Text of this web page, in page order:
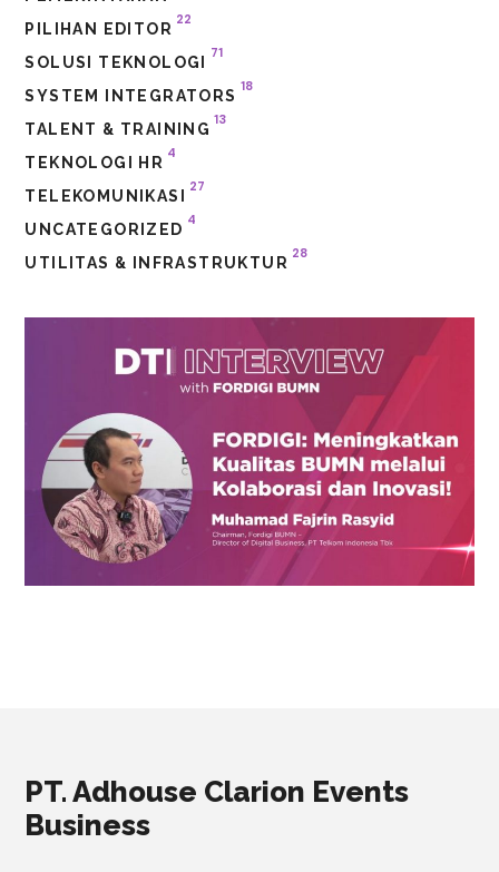
PILIHAN EDITOR
22
SOLUSI TEKNOLOGI
71
SYSTEM INTEGRATORS
18
TALENT & TRAINING
13
TEKNOLOGI HR
4
TELEKOMUNIKASI
27
UNCATEGORIZED
4
UTILITAS & INFRASTRUKTUR
28
PT. Adhouse Clarion Events
Business